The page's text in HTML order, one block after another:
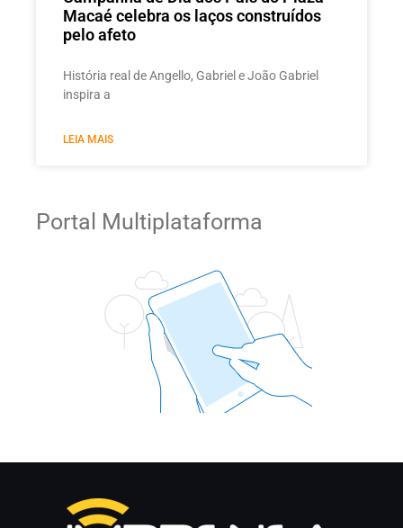
Macaé celebra os laços construídos
pelo afeto
História real de Angello, Gabriel e João Gabriel
inspira a
LEIA MAIS
Portal Multiplataforma